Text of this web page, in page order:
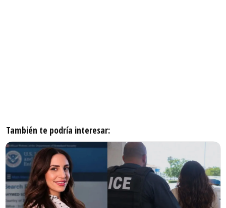
También te podría interesar: